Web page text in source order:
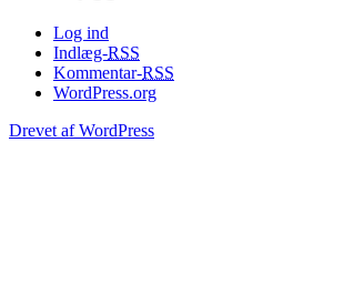
Log ind
Indlæg-RSS
Kommentar-RSS
WordPress.org
Drevet af WordPress